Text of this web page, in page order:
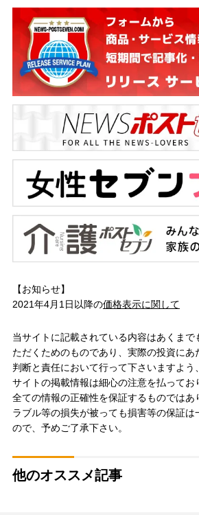
【お知らせ】
2021年4月1日以降の価格表示に関して
当サイトに記載されている内容はあくまで
ただくためのものであり、実際の投資にあ
判断と責任において行って下さいますよう
サイトの掲載情報は細心の注意を払ってお
全ての情報の正確性を保証するものではあ
ラブル等の損失が被っても損害等の保証は
ので、予めご了承下さい。
他のオススメ記事